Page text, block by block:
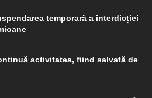
temporară a interdicției
activitatea, fiind salvată de